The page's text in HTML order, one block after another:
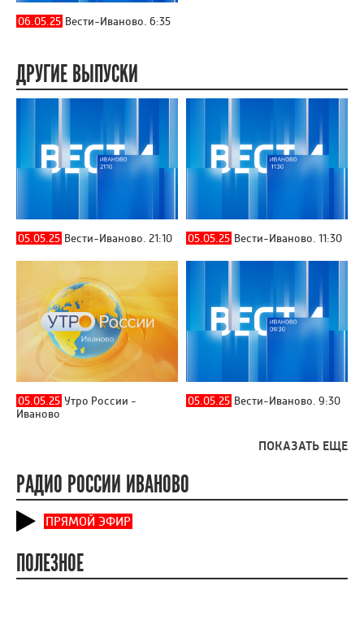
06.05.25 Вести-Иваново. 6:35
ДРУГИЕ ВЫПУСКИ
05.05.25 Вести-Иваново. 21:10 05.05.25 Вести-Иваново. 11:30
05.05.25 Утро России -
Иваново
05.05.25 Вести-Иваново. 9:30
ПОКАЗАТЬ ЕЩЕ
РАДИО РОССИИ ИВАНОВО
ПРЯМОЙ ЭФИР
ПОЛЕЗНОЕ